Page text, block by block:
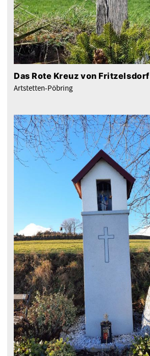
Das Rote Kreuz von Fritzelsdorf
Artstetten-Pöbring